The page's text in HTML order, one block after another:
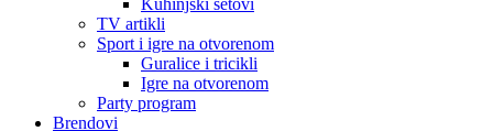
Kuhinjski setovi
TV artikli
Sport i igre na otvorenom
Guralice i tricikli
Igre na otvorenom
Party program
Brendovi